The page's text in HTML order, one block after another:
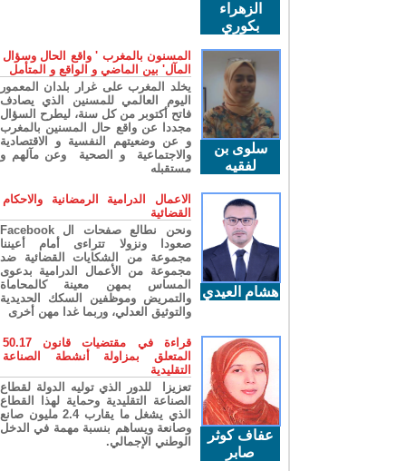
الزهراء
بكوري
سلوى بن
لفقيه
المسنون بالمغرب ' واقع الحال وسؤال
المآل' بين الماضي و الواقع و المتأمل
يخلد المغرب على غرار بلدان المعمور
اليوم العالمي للمسنين الذي يصادف
فاتح أكتوبر من كل سنة، ليطرح السؤال
مجددا عن واقع حال المسنين بالمغرب
و عن وضعيتهم النفسية و الاقتصادية
والاجتماعية و الصحية وعن مآلهم و
مستقبله
هشام العيدي
الاعمال الدرامية الرمضانية والاحكام
القضائية
ونحن نطالع صفحات ال Facebook
صعودا ونزولا تتراءى أمام أعيننا
مجموعة من الشكايات القضائية ضد
مجموعة من الأعمال الدرامية بدعوى
المساس بمهن معينة كالمحاماة
والتمريض وموظفين السكك الحديدية
والتوثيق العدلي، وربما غدا مهن أخرى
عفاف كوثر
صابر
قراءة في مقتضيات قانون 50.17
المتعلق بمزاولة أنشطة الصناعة
التقليدية
تعزيزا للدور الذي توليه الدولة لقطاع
الصناعة التقليدية وحماية لهذا القطاع
الذي يشغل ما يقارب 2.4 مليون صانع
وصانعة ويساهم بنسبة مهمة في الدخل
الوطني الإجمالي.